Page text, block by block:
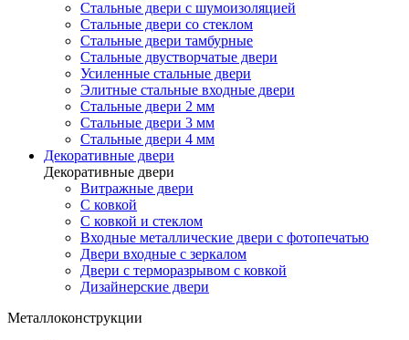
Стальные двери с шумоизоляцией
Стальные двери со стеклом
Стальные двери тамбурные
Стальные двустворчатые двери
Усиленные стальные двери
Элитные стальные входные двери
Стальные двери 2 мм
Стальные двери 3 мм
Стальные двери 4 мм
Декоративные двери
Декоративные двери
Витражные двери
С ковкой
С ковкой и стеклом
Входные металлические двери с фотопечатью
Двери входные с зеркалом
Двери с терморазрывом с ковкой
Дизайнерские двери
Металлоконструкции